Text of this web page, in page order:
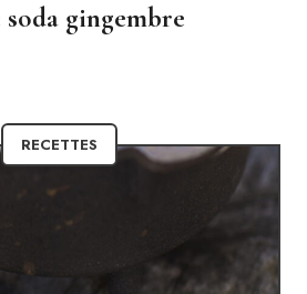
gingembre
RECETTES